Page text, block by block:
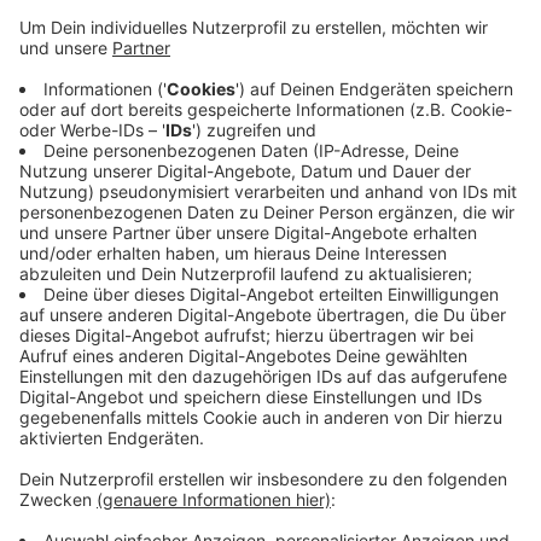
Insgesamt handelt es sich dabei um sechs Menschen,
die aus Dülmen und Nordkirchen kommen. Sie bleiben
im Josefshaus, bis es für sie dauerhafte Lösungen
gibt. Knapp 1000 Kriegsflüchtlinge sind beim Kreis bis
jetzt registriert. Das Land NRW verteilt die
Kriegsflüchtlinge auf Orte im Kreis. Bis heute hat es
Städten und Gemeinden knapp 400 Menschen
zugewiesen. Die Menschen aus der Ukraine sollen
spezielle Sprachkurse bekommen, diese bereiten
Städte und Gemeinden mit verschiedenen Anbietern,
unter anderem der Volkshochschule gerade vor.
Anzeige